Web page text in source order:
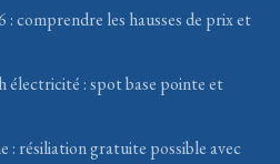
: comprendre les hausses de prix et
: spot base pointe et
: résiliation gratuite possible avec